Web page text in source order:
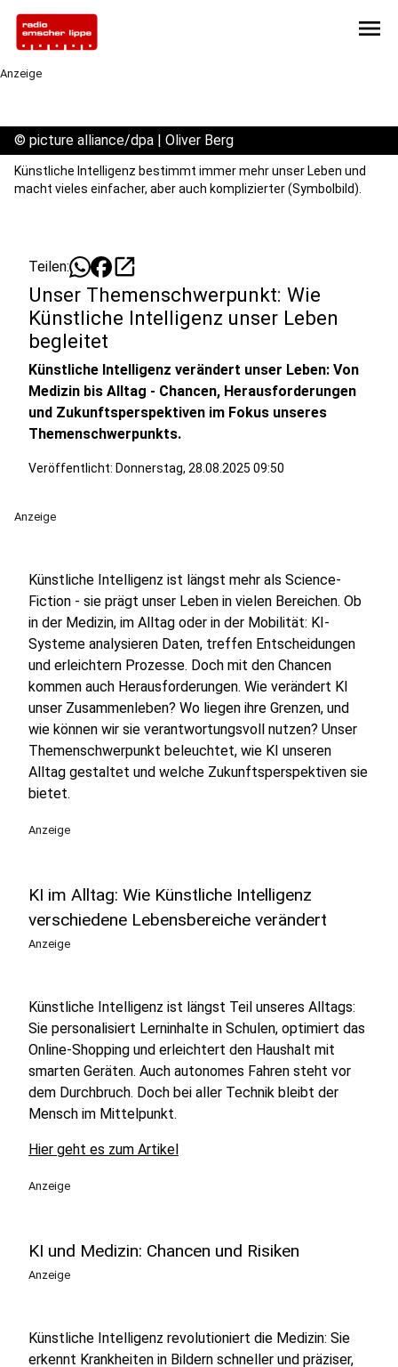
menu
Anzeige
© picture alliance/dpa | Oliver Berg
Künstliche Intelligenz bestimmt immer mehr unser Leben und
macht vieles einfacher, aber auch komplizierter (Symbolbild).
Teilen: open_in_new
Unser Themenschwerpunkt: Wie
Künstliche Intelligenz unser Leben
begleitet
Künstliche Intelligenz verändert unser Leben: Von
Medizin bis Alltag - Chancen, Herausforderungen
und Zukunftsperspektiven im Fokus unseres
Themenschwerpunkts.
Veröffentlicht: Donnerstag, 28.08.2025 09:50
Anzeige
Künstliche Intelligenz ist längst mehr als Science-
Fiction - sie prägt unser Leben in vielen Bereichen. Ob
in der Medizin, im Alltag oder in der Mobilität: KI-
Systeme analysieren Daten, treffen Entscheidungen
und erleichtern Prozesse. Doch mit den Chancen
kommen auch Herausforderungen. Wie verändert KI
unser Zusammenleben? Wo liegen ihre Grenzen, und
wie können wir sie verantwortungsvoll nutzen? Unser
Themenschwerpunkt beleuchtet, wie KI unseren
Alltag gestaltet und welche Zukunftsperspektiven sie
bietet.
Anzeige
KI im Alltag: Wie Künstliche Intelligenz
verschiedene Lebensbereiche verändert
Anzeige
Künstliche Intelligenz ist längst Teil unseres Alltags:
Sie personalisiert Lerninhalte in Schulen, optimiert das
Online-Shopping und erleichtert den Haushalt mit
smarten Geräten. Auch autonomes Fahren steht vor
dem Durchbruch. Doch bei aller Technik bleibt der
Mensch im Mittelpunkt.
Hier geht es zum Artikel
Anzeige
KI und Medizin: Chancen und Risiken
Anzeige
Künstliche Intelligenz revolutioniert die Medizin: Sie
erkennt Krankheiten in Bildern schneller und präziser,